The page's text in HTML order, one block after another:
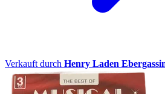
Verkauft durch Henry Laden